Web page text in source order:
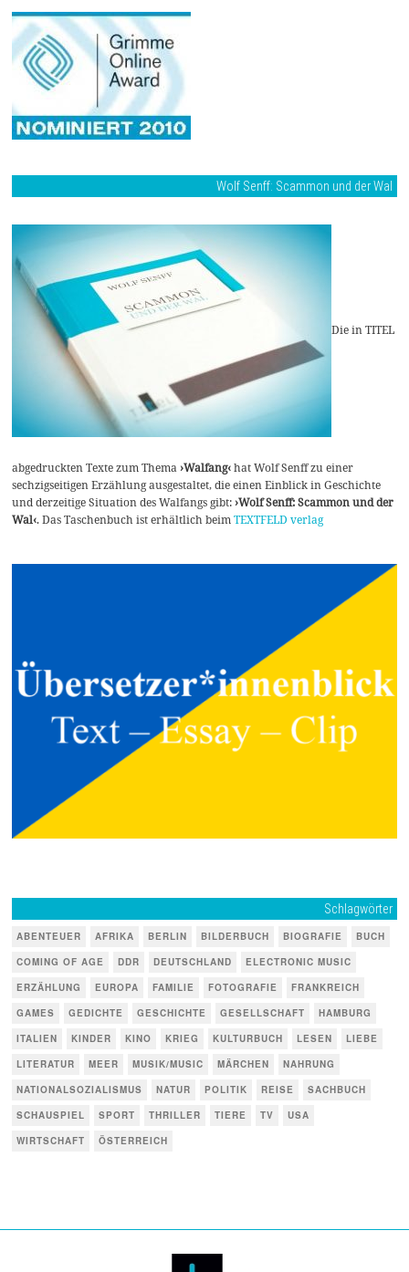
Wolf Senff: Scammon und der Wal
Die in TITEL
abgedruckten Texte zum Thema›Walfang‹hat Wolf Senff zu einer
sechzigseitigen Erzählung ausgestaltet, die einen Einblick in Geschichte
und derzeitige Situation des Walfangs gibt:›Wolf Senff: Scammon und der
Wal‹. Das Taschenbuch ist erhältlich beimTEXTFELD verlag
Schlagwörter
ABENTEUER AFRIKA BERLIN BILDERBUCH BIOGRAFIE
BUCH
COMING OF AGE
DDR DEUTSCHLAND
ELECTRONIC MUSIC
ERZÄHLUNG
EUROPA FAMILIE FOTOGRAFIE
FRANKREICH
GAMES
GEDICHTE GESCHICHTE GESELLSCHAFT
HAMBURG
ITALIEN
KINDER KINO KRIEG KULTURBUCH LESEN
LIEBE
LITERATUR
MEER MUSIK/MUSIC MÄRCHEN
NAHRUNG
NATIONALSOZIALISMUS
NATUR POLITIK REISE
SACHBUCH
SCHAUSPIEL
SPORT THRILLER TIERE TV
USA
WIRTSCHAFT
ÖSTERREICH